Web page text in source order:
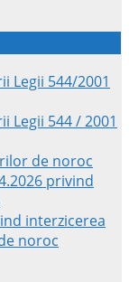
Legii 544/2001
Legii 544 / 2001
de noroc
privind
interzicerea
noroc